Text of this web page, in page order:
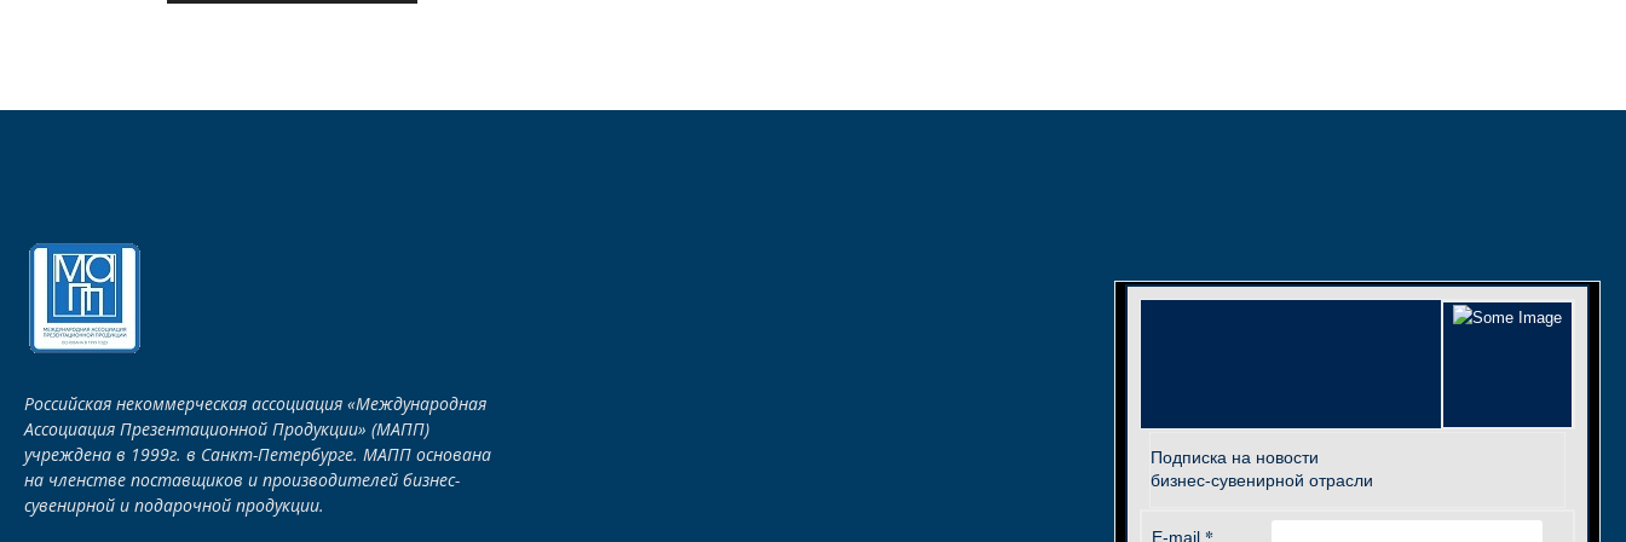
Российская некоммерческая ассоциация «Международная
Ассоциация Презентационной Продукции» (МАПП)
учреждена в 1999г. в Санкт-Петербурге. МАПП основана
на членстве поставщиков и производителей бизнес-
сувенирной и подарочной продукции.
Подписка на новости
бизнес-сувенирной отрасли
E-mail *